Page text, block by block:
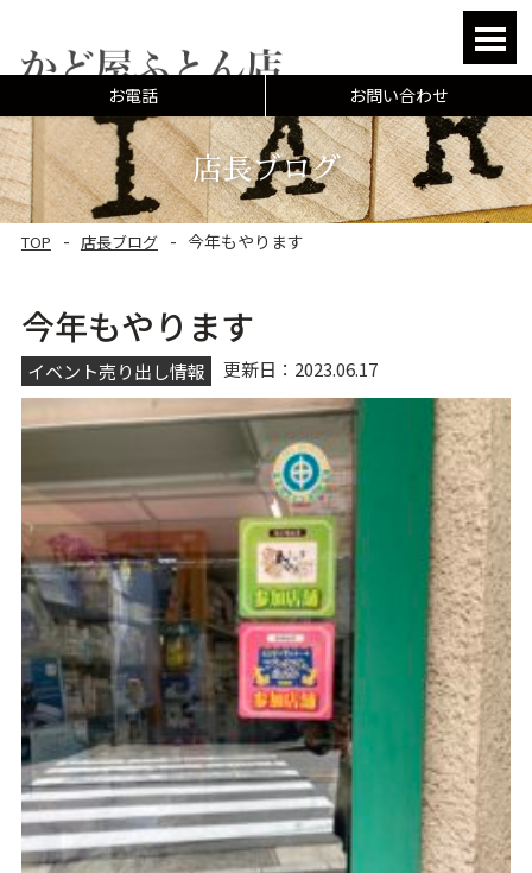
お電話 お問い合わせ
HOME
マニフレックスにつ
オーダーメイド
よくある質問
お客様の声
店長ブログ
店舗案内
お問い合わせ
店長ブログ
TOP 店長ブログ 今年もやります
今年もやります
イベント売り出し情報 更新日：2023.06.17